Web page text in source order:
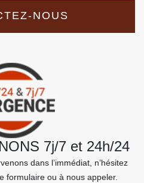
NOUS
7j/7 et 24h/24
dans l’immédiat, n’hésitez
formulaire ou à nous appeler.